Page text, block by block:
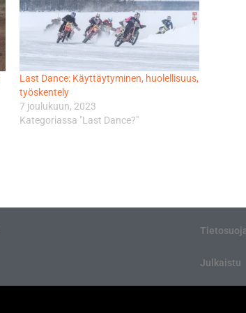
Last Dance: Käyttäytyminen, huolellisuus,
työskentely
7 joulukuun, 2023
Kategoriassa "Last Dance?"
Julkaistu